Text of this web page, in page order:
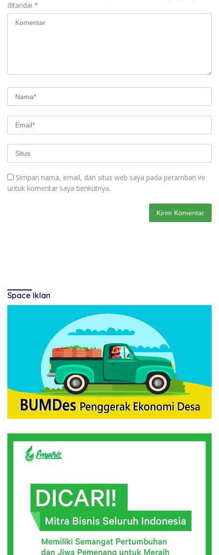
ditandai *
Simpan nama, email, dan situs web saya pada peramban ini
untuk komentar saya berikutnya.
Space Iklan